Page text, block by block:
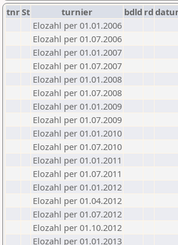
tnrSt turnier bdld rd
Elozahl per 01.01.2006
Elozahl per 01.07.2006
Elozahl per 01.01.2007
Elozahl per 01.07.2007
Elozahl per 01.01.2008
Elozahl per 01.07.2008
Elozahl per 01.01.2009
Elozahl per 01.07.2009
Elozahl per 01.01.2010
Elozahl per 01.07.2010
Elozahl per 01.01.2011
Elozahl per 01.07.2011
Elozahl per 01.01.2012
Elozahl per 01.04.2012
Elozahl per 01.07.2012
Elozahl per 01.10.2012
Elozahl per 01.01.2013